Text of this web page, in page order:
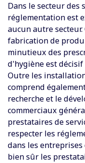
Dans le secteur des
réglementation est
aucun autre
fabrication de
minutieux des
d'hygiène est
Outre les
comprend
recherche et le
commerciaux
prestataires de
respecter les
dans les entreprises
bien sûr les